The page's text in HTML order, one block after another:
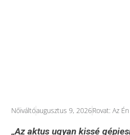
Nőiváltóaugusztus 9, 2026Rovat: Az
„Az aktus ugyan kissé